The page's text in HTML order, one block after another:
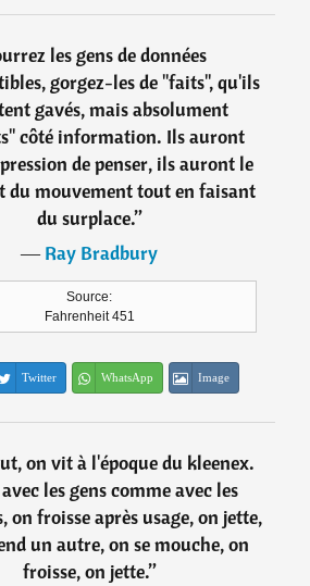
les gens de données
gorgez-les de "faits", qu'ils
gavés, mais absolument
côté information. Ils auront
de penser, ils auront le
du mouvement tout en faisant
du surplace.”
―Ray Bradbury
Source:
Fahrenheit 451
Twitter WhatsApp Image
on vit à l'époque du kleenex.
les gens comme avec les
on froisse après usage, on jette,
un autre, on se mouche, on
froisse, on jette.”